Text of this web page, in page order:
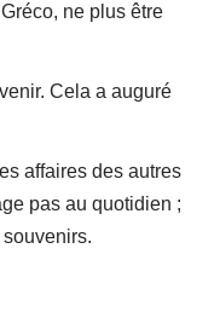
ne plus être
Cela a auguré
affaires des autres
pas au quotidien ;